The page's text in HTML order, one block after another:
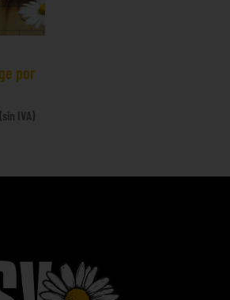
por
(sin IVA)